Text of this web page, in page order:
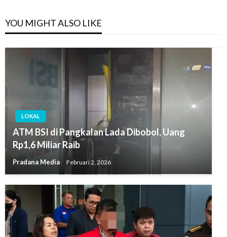
YOU MIGHT ALSO LIKE
LOKAL
ATM BSI di Pangkalan Lada Dibobol, Uang
Rp1,6 Miliar Raib
Pradana Media Februari 2, 2026